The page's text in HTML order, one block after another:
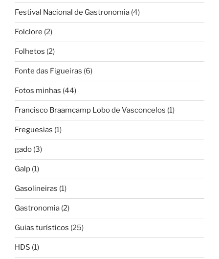
Festival Nacional de Gastronomia (4)
Folclore (2)
Folhetos (2)
Fonte das Figueiras (6)
Fotos minhas (44)
Francisco Braamcamp Lobo de Vasconcelos (1)
Freguesias (1)
gado (3)
Galp (1)
Gasolineiras (1)
Gastronomia (2)
Guias turísticos (25)
HDS (1)